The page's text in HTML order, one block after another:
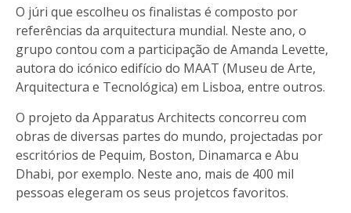
O júri que escolheu os finalistas é composto por
referências da arquitectura mundial. Neste ano, o
grupo contou com a participação de Amanda Levette,
autora do icónico edifício do MAAT (Museu de Arte,
Arquitectura e Tecnológica) em Lisboa, entre outros.
O projeto da Apparatus Architects concorreu com
obras de diversas partes do mundo, projectadas por
escritórios de Pequim, Boston, Dinamarca e Abu
Dhabi, por exemplo. Neste ano, mais de 400 mil
pessoas elegeram os seus projetcos favoritos.